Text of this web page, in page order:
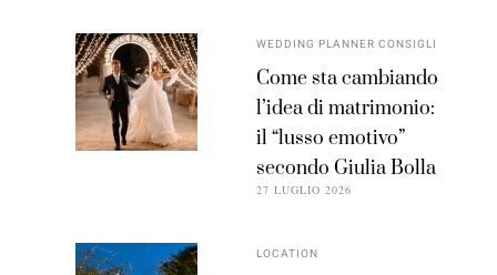
WEDDING PLANNER CONSIGLI
Come sta cambiando
l’idea di matrimonio:
il “lusso emotivo”
secondo Giulia Bolla
27 LUGLIO 2026
LOCATION